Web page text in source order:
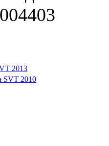
2013
SVT 2010